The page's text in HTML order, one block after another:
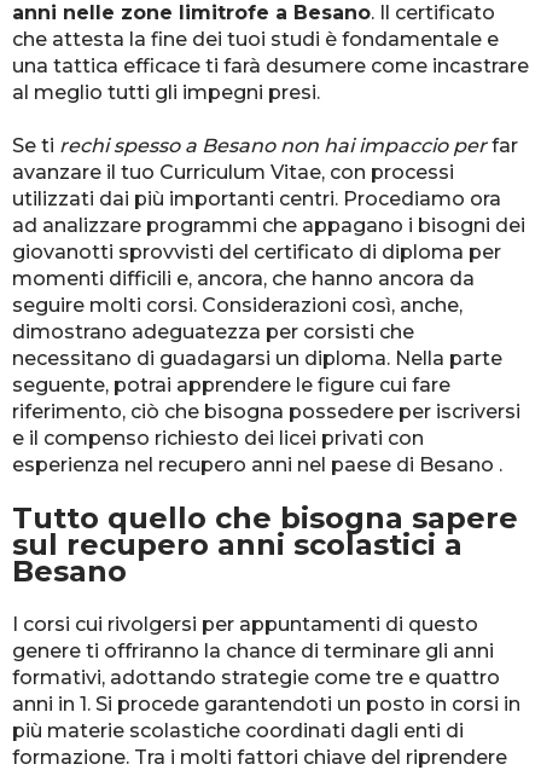
anni nelle zone limitrofe a Besano. Il certificato
che attesta la fine dei tuoi studi è fondamentale e
una tattica efficace ti farà desumere come incastrare
al meglio tutti gli impegni presi.
Se ti rechi spesso a Besano non hai impaccio perfar
avanzare il tuo Curriculum Vitae, con processi
utilizzati dai più importanti centri. Procediamo ora
ad analizzare programmi che appagano i bisogni dei
giovanotti sprovvisti del certificato di diploma per
momenti difficili e, ancora, che hanno ancora da
seguire molti corsi. Considerazioni così, anche,
dimostrano adeguatezza per corsisti che
necessitano di guadagarsi un diploma. Nella parte
seguente, potrai apprendere le figure cui fare
riferimento, ciò che bisogna possedere per iscriversi
e il compenso richiesto dei licei privati con
esperienza nel recupero anni nel paese di Besano .
Tutto quello che bisogna sapere
sul recupero anni scolastici a
Besano
I corsi cui rivolgersi per appuntamenti di questo
genere ti offriranno la chance di terminare gli anni
formativi, adottando strategie come tre e quattro
anni in 1. Si procede garantendoti un posto in corsi in
più materie scolastiche coordinati dagli enti di
formazione. Tra i molti fattori chiave del riprendere